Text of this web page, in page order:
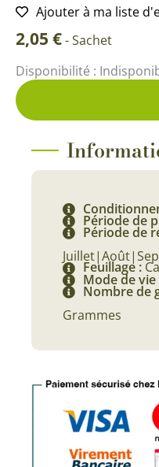
Ajouter à ma liste
2,05 €-Sachet
Disponibilité :
Période de
Période de
Feuillage :
Mode de vie
Nombre de
Grammes